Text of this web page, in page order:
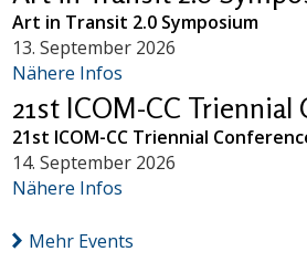
Art in Transit 2.0 Symposium
13. September 2026
Nähere Infos
21st ICOM-CC Triennial
21st ICOM-CC Triennial
14. September 2026
Nähere Infos
Mehr Events